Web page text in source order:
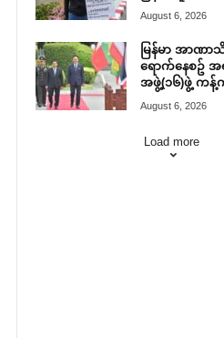
August 6, 2026
မြန်မာ အာဏာ
ရောက်နေစဥ်
အဖွဲ့(၁၆)ဖွဲ့ က
August 6, 2026
Load more